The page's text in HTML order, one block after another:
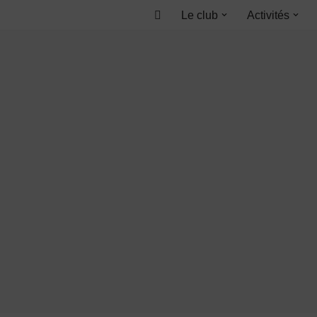
Accueil
Le club Activités